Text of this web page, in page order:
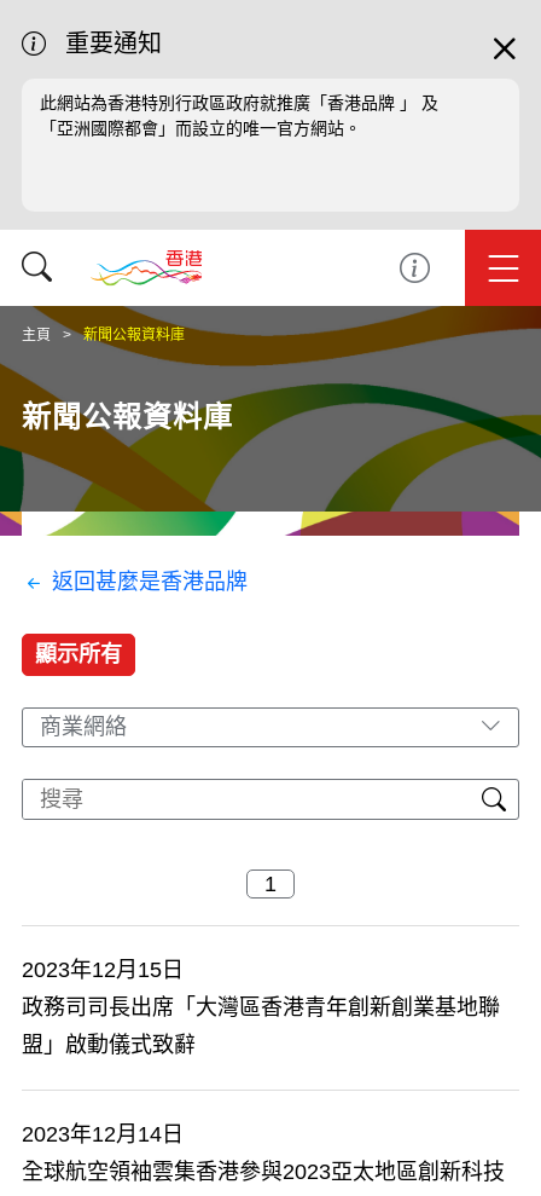
重要通知
此網站為香港特別行政區政府就推廣「香港品牌 」 及
「亞洲國際都會」而設立的唯一官方網站。
主頁 新聞公報資料庫
新聞公報資料庫
返回甚麼是香港品牌
顯示所有
商業網絡
2023年12月15日
政務司司長出席「大灣區香港青年創新創業基地聯
盟」啟動儀式致辭
2023年12月14日
​全球航空領袖雲集香港參與2023亞太地區創新科技